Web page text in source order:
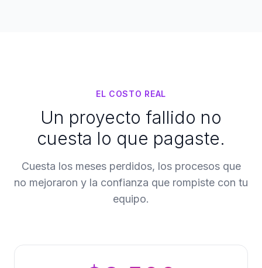
EL COSTO REAL
Un proyecto fallido no
cuesta lo que pagaste.
Cuesta los meses perdidos, los procesos que
no mejoraron y la confianza que rompiste con tu
equipo.